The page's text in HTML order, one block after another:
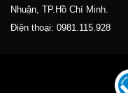
Nhuận, TP.Hồ Chí Minh.
Điện thoại: 0981.115.928